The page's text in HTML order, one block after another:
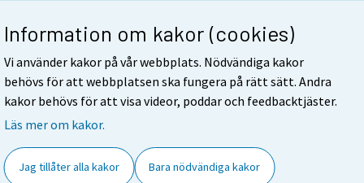
Information om kakor (cookies)
Vi använder kakor på vår webbplats. Nödvändiga kakor
behövs för att webbplatsen ska fungera på rätt sätt. Andra
kakor behövs för att visa videor, poddar och feedbacktjäster.
Läs mer om kakor.
Jag tillåter alla kakor Bara nödvändiga kakor